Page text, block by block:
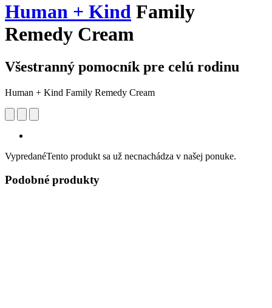
Human + Kind Family
Remedy Cream
Všestranný pomocník pre celú rodinu
Human + Kind Family Remedy Cream
VypredanéTento produkt sa už necnachádza v našej ponuke.
Podobné produkty